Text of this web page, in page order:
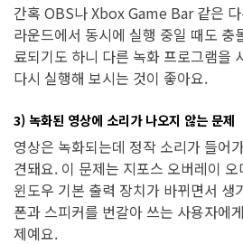
간혹 OBS나 Xbox Game Bar 같은
라운드에서 동시에 실행 중일 때도 충
료되기도 하니 다른 녹화 프로그램을
다시 실행해 보시는 것이 좋아요.
3) 녹화된 영상에 소리가 나오지 않는 문제
영상은 녹화되는데 정작 소리가 들어
견돼요. 이 문제는 지포스 오버레이
윈도우 기본 출력 장치가 바뀌면서 생
폰과 스피커를 번갈아 쓰는 사용자에
제예요.